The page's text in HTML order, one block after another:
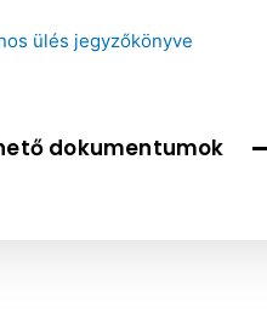
ülés jegyzőkönyve
dokumentumok